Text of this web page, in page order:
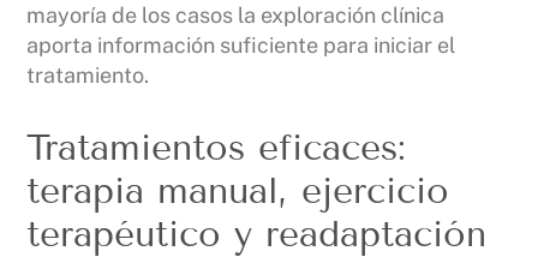
mayoría de los casos la exploración clínica
aporta información suficiente para iniciar el
tratamiento.
Tratamientos eficaces:
terapia manual, ejercicio
terapéutico y readaptación